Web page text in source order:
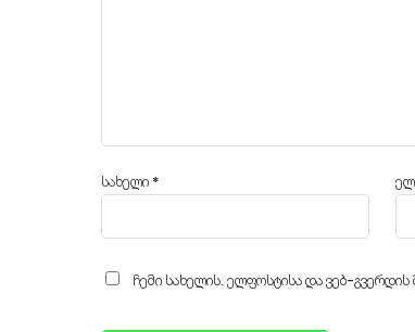
სახელი *
ჩემი სახელის. ელფოსტისა და ვებ-გვერდის